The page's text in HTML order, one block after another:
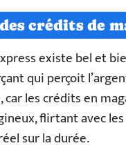
crédits de
existe bel et
qui perçoit
car les crédits en
flirtant avec les
sur la durée.